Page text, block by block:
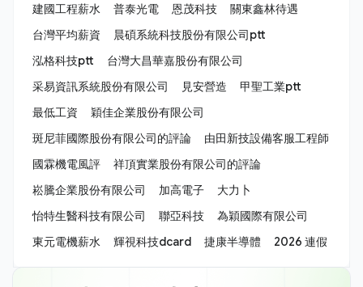
建國工程薪水
普泰光電 恩茂科技
關東鑫林待遇
台灣平均薪資
晨碩系統科技股份有限公司ptt
泓格科技ptt
台灣大昌華嘉股份有限公司
采易資訊系統股份有限公司
見安營造
甲聖工業ptt
最低工資
穎佳企業股份有限公司
斑尼菲國際股份有限公司的評論
由田新技設備客服工程師
國霖機電風評
祥頂實業股份有限公司的評論
崧騰企業股份有限公司
加高電子
大力卜
怡特生醫科技有限公司
聯亞科技
為穎國際有限公司
東元電機薪水
輝視科技dcard 捷康半導體 2026 連假